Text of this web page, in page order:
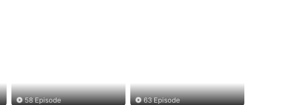
58 Episode 63 Episode